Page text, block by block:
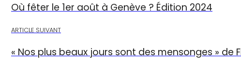
Où fêter le 1er août à Genève ? Édition 2024
ARTICLE SUIVANT
« Nos plus beaux jours sont des mensonges » de